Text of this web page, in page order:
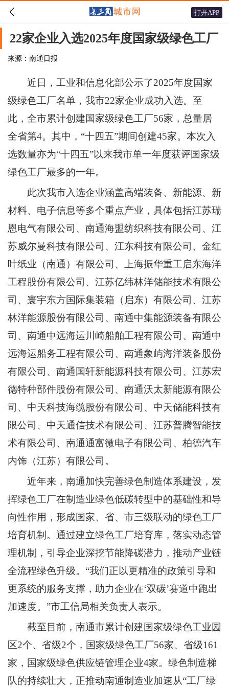
 打开APP
22家企业入选2025年度国家级绿色工厂
来源：南通日报
近日，工业和信息化部公示了2025年度国家
级绿色工厂名单，我市22家企业成功入选。至
此，全市累计创建国家级绿色工厂56家，总量居
全省第4。其中，“十四五”期间创建45家。本次入
选数量亦为“十四五”以来我市单一年度获评国家级
绿色工厂最多的一年。
此次我市入选企业涵盖高端装备、新能源、新
材料、电子信息等多个重点产业，具体包括江苏瑞
恩电气有限公司、南通海盟纺织科技有限公司、江
苏威尔曼科技有限公司、江东科技有限公司、金红
叶纸业（南通）有限公司、上海振华重工启东海洋
工程股份有限公司、江苏亿纬林洋储能技术有限公
司、寰宇东方国际集装箱（启东）有限公司、江苏
林洋能源股份有限公司、南通中集能源装备有限公
司、南通中远海运川崎船舶工程有限公司、南通中
远海运船务工程有限公司、南通象屿海洋装备股份
有限公司、南通国轩新能源科技有限公司、江苏宏
德特种部件股份有限公司、南通沃太新能源有限公
司、中天科技海缆股份有限公司、中天储能科技有
限公司、中天通信技术有限公司、江苏普腾智能技
术有限公司、南通通富微电子有限公司、柏德汽车
内饰（江苏）有限公司。
近年来，南通加快完善绿色制造体系建设，发
挥绿色工厂在制造业绿色低碳转型中的基础性和导
向性作用，形成国家、省、市三级联动的绿色工厂
培育机制。通过建立绿色工厂培育库，落实动态管
理机制，引导企业深挖节能降碳潜力，推动产业链
全流程绿色升级。“我们正以更精准的政策引导和
更系统的服务支撑，助力企业在‘双碳’赛道中跑出
加速度。”市工信局相关负责人表示。
截至目前，南通市累计创建国家级绿色工业园
区2个、省级2个，国家级绿色工厂56家、省级161
家，国家级绿色供应链管理企业4家。绿色制造梯
队的持续壮大，正推动南通制造业加速从“工厂绿